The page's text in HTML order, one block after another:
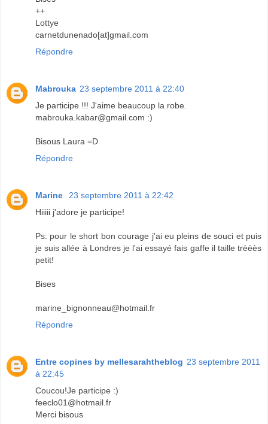
++
Lottye
carnetdunenado[at]gmail.com
Répondre
Mabrouka 23 septembre 2011 à 22:40
Je participe !!! J'aime beaucoup la robe.
mabrouka.kabar@gmail.com :)
Bisous Laura =D
Répondre
Marine
23 septembre 2011 à 22:42
Hiiiii j'adore je participe!
Ps: pour le short bon courage j'ai eu pleins de souci et puis
je suis allée à Londres je l'ai essayé fais gaffe il taille trèèès
petit!
Bises
marine_bignonneau@hotmail.fr
Répondre
Entre copines by mellesarahtheblog 23 septembre 2011
à 22:45
Coucou!Je participe :)
feeclo01@hotmail.fr
Merci bisous